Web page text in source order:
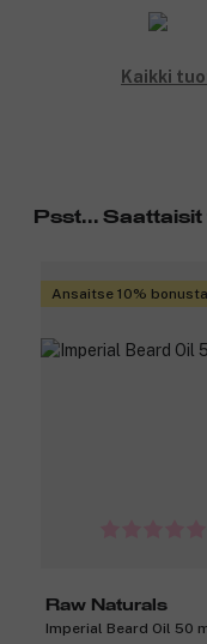
Kaikki
Psst...
Ansaitse 10% bonusta
Raw Naturals
Imperial Beard Oil 50